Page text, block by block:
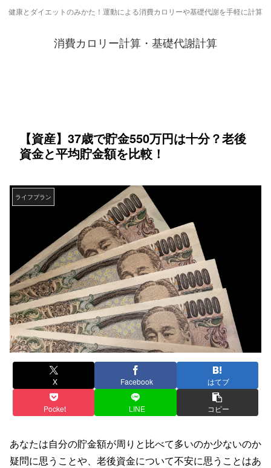
健康とダイエットのみかた！運動による消費カロリーや基礎代謝を手軽に計算
消費カロリー計算・基礎代謝計算
【資産】37歳で貯金550万円は十分？老後
資金と平均貯金額を比較！
ライフプラン
X Facebook はてブ
Pocket LINE コピー
あなたは自分の貯金額が周りと比べて多いのか少ないのか
疑問に思うことや、老後資金について不安に思うことはあ